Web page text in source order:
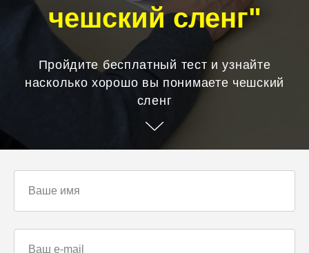
чешский сленг"
Пройдите бесплатный тест и узнайте
насколько хорошо вы понимаете чешский
сленг